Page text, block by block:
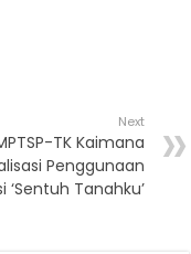
Next
TK Kaimana
Penggunaan
‘Sentuh Tanahku’